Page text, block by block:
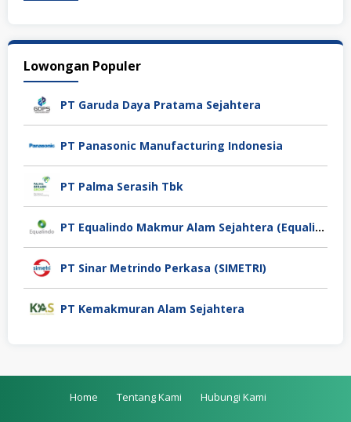
Lowongan Populer
PT Garuda Daya Pratama Sejahtera
PT Panasonic Manufacturing Indonesia
PT Palma Serasih Tbk
PT Equalindo Makmur Alam Sejahtera (Equalindo Group)
PT Sinar Metrindo Perkasa (SIMETRI)
PT Kemakmuran Alam Sejahtera
Home Tentang Kami Hubungi Kami